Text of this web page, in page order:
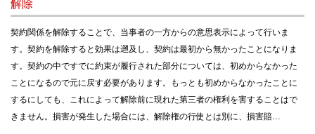
解除
契約関係を解除することで、当事者の一方からの意思表示によって行いま
す。契約を解除すると効果は遡及し、契約は最初から無かったことになりま
す。契約の中ですでに約束が履行された部分については、初めからなかった
ことになるので元に戻す必要があります。もっとも初めからなかったことに
するにしても、これによって解除前に現れた第三者の権利を害することはで
きません。損害が発生した場合には、解除権の行使とは別に、損害賠…